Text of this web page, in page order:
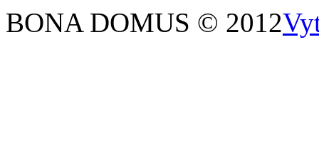
BONA DOMUS © 2012